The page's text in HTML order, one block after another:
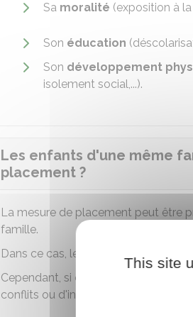
Sa moralité (exposition à
Son éducation
Son développement
isolement social,...).
Les enfants d'une même
placement ?
La mesure de placement peut être
famille.
Dans ce cas, le juge cherche
Cependant, si cela va à l'encontre
conflits ou d'influence négative
This site